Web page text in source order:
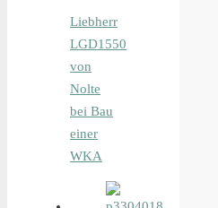
Liebherr
LGD1550
von
Nolte
bei Bau
einer
WKA